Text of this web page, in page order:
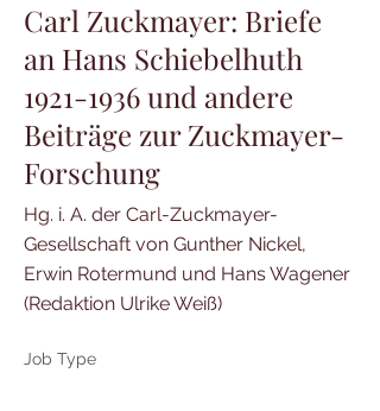
Carl Zuckmayer: Briefe
an Hans Schiebelhuth
1921-1936und andere
Beiträge zur Zuckmayer-
Forschung
Hg. i. A. der Carl-Zuckmayer-
Gesellschaft von Gunther Nickel,
Erwin Rotermund und Hans Wagener
(Redaktion Ulrike Weiß)
Job Type